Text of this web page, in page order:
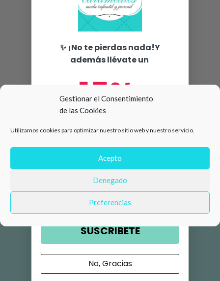
Gestionar el Consentimiento
de las Cookies
Utilizamos cookies para optimizar nuestro sitio web y nuestro servicio.
Acepto
Denegado
Preferencias
✨ ¡No te pierdas nada!Y
además llévate un
15%
compra 🛍️
Número de teléfono
Email
SUSCRIBETE
No, Gracias